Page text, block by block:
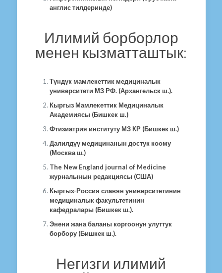
англис тилдеринде)
Илимий борборлор
менен кызматташтык:
Түндүк мамлекеттик медициналык
университети МЗ РФ. (Архангельск ш.).
Кыргыз Мамлекеттик Медициналык
Академиясы (Бишкек ш.)
Фтизиатрия институту МЗ КР (Бишкек ш.)
Далилдүү медицинанын достук коому
(Москва ш.)
The New England journal of Medicine
журналынын редакциясы (США)
Кыргыз-Россия славян университетинин
медициналык факультетинин
кафедралары (Бишкек ш.).
Энени жана баланы коргоонун улуттук
борбору (Бишкек ш.).
Негизги илимий